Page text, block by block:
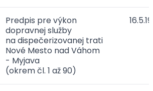
Predpis pre výkon
dopravnej služby
na dispečerizovanej trati
Nové Mesto nad Váhom
- Myjava
(okrem čl. 1 až 90)